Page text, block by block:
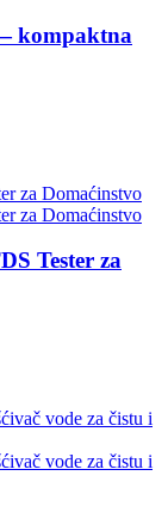
kompaktna
Tester za